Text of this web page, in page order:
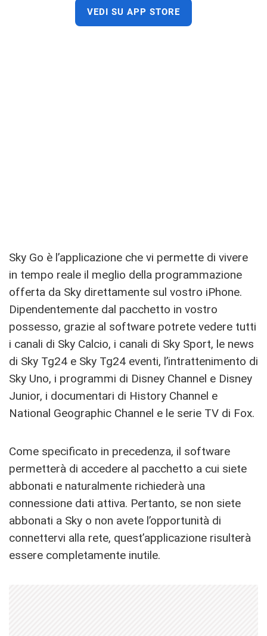
VEDI SU APP STORE
Sky Go è l’applicazione che vi permette di vivere
in tempo reale il meglio della programmazione
offerta da Sky direttamente sul vostro iPhone.
Dipendentemente dal pacchetto in vostro
possesso, grazie al software potrete vedere tutti
i canali di Sky Calcio, i canali di Sky Sport, le news
di Sky Tg24 e Sky Tg24 eventi, l’intrattenimento di
Sky Uno, i programmi di Disney Channel e Disney
Junior, i documentari di History Channel e
National Geographic Channel e le serie TV di Fox.
Come specificato in precedenza, il software
permetterà di accedere al pacchetto a cui siete
abbonati e naturalmente richiederà una
connessione dati attiva. Pertanto, se non siete
abbonati a Sky o non avete l’opportunità di
connettervi alla rete, quest’applicazione risulterà
essere completamente inutile.